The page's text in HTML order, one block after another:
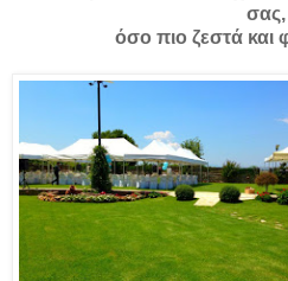
σας,
όσο πιο ζεστά και